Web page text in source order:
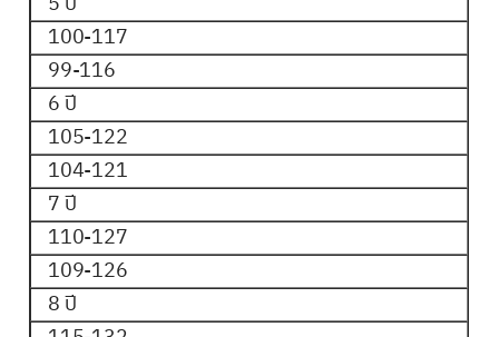
100-117
99-116
6 ปี
105-122
104-121
7 ปี
110-127
109-126
8 ปี